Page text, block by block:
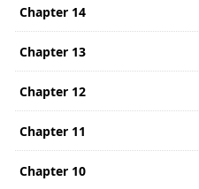
Chapter 14
Chapter 13
Chapter 12
Chapter 11
Chapter 10